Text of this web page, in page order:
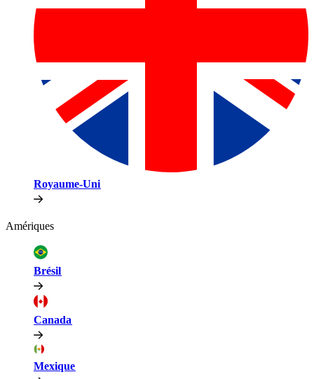
Royaume-Uni​​
Amériques​​
Brésil​​
Canada​​
Mexique​​